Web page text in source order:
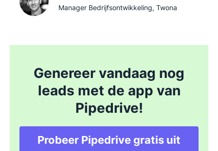
Manager Bedrijfsontwikkeling, Twona
Genereer vandaag nog
leads met de app van
Pipedrive!
Probeer Pipedrive gratis uit